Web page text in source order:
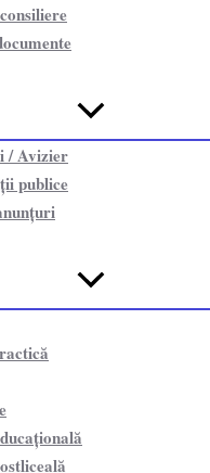
/ Avizier
publice​